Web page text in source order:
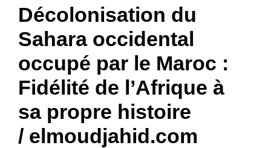
Décolonisation du
Sahara occidental
occupé par le Maroc :
Fidélité de l’Afrique à
sa propre histoire
/ elmoudjahid.com